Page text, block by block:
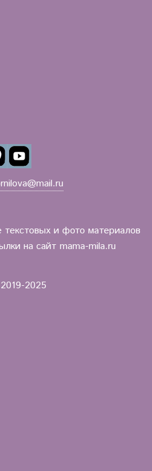
текстовых и фото материалов
на сайт mama-mila.ru
2025